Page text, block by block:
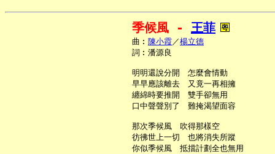
季候風 - 王菲
     曲︰
陳小霞／楊立德
     詞︰潘源良
     明明還說分開　怎麼會情動
     早早應該離去　又竟一再相擁
     纏綿時要推開　雙手卻無用
     口中聲聲別了　難掩渴望面容
     那次季候風　吹得那樣空
     彷彿世上一切　也將消失所蹤
     你似季候風　抵擋計劃全也無用